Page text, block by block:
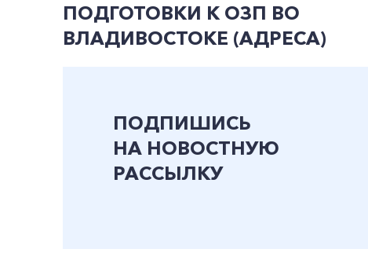
ПОДГОТОВКИ К ОЗП ВО
ВЛАДИВОСТОКЕ (АДРЕСА)
ПОДПИШИСЬ
НА НОВОСТНУЮ
РАССЫЛКУ